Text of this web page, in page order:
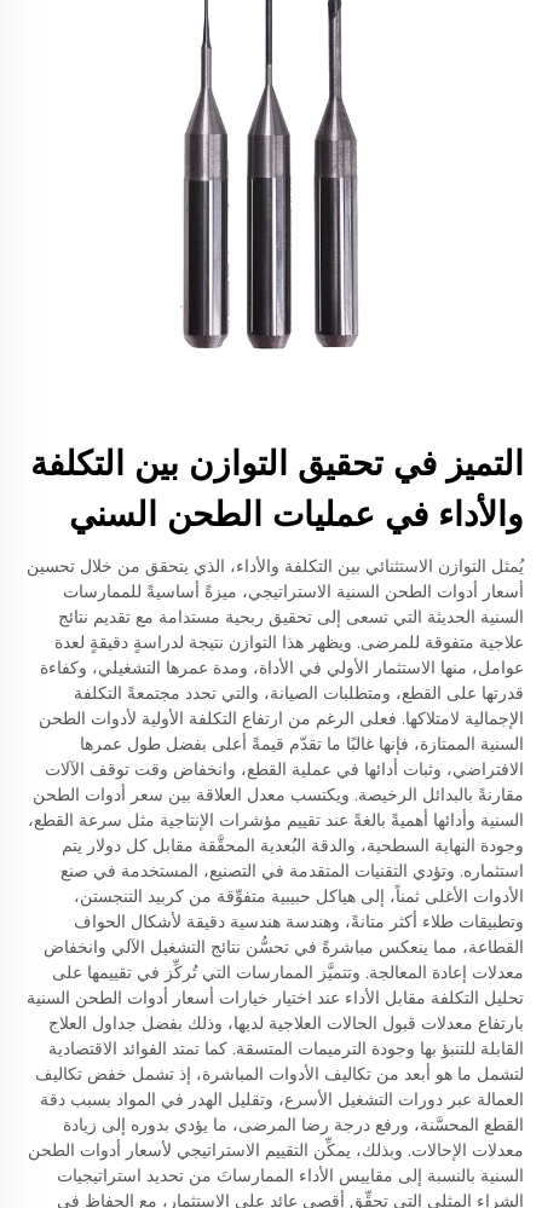
التميز في تحقيق التوازن بين التكلفة
والأداء في عمليات الطحن السني
يُمثل التوازن الاستثنائي بين التكلفة والأداء، الذي يتحقق من خلال تحسين
أسعار أدوات الطحن السنية الاستراتيجي، ميزةً أساسيةً للممارسات
السنية الحديثة التي تسعى إلى تحقيق ربحية مستدامة مع تقديم نتائج
علاجية متفوقة للمرضى. ويظهر هذا التوازن نتيجة لدراسةٍ دقيقةٍ لعدة
عوامل، منها الاستثمار الأولي في الأداة، ومدة عمرها التشغيلي، وكفاءة
قدرتها على القطع، ومتطلبات الصيانة، والتي تحدد مجتمعةً التكلفة
الإجمالية لامتلاكها. فعلى الرغم من ارتفاع التكلفة الأولية لأدوات الطحن
السنية الممتازة، فإنها غالبًا ما تقدّم قيمةً أعلى بفضل طول عمرها
الافتراضي، وثبات أدائها في عملية القطع، وانخفاض وقت توقف الآلات
مقارنةً بالبدائل الرخيصة. ويكتسب معدل العلاقة بين سعر أدوات الطحن
السنية وأدائها أهميةً بالغةً عند تقييم مؤشرات الإنتاجية مثل سرعة القطع،
وجودة النهاية السطحية، والدقة البُعدية المحقَّقة مقابل كل دولار يتم
استثماره. وتؤدي التقنيات المتقدمة في التصنيع، المستخدمة في صنع
الأدوات الأغلى ثمناً، إلى هياكل حبيبية متفوِّقة من كربيد التنجستن،
وتطبيقات طلاء أكثر متانةً، وهندسة هندسية دقيقة لأشكال الحواف
القطاعة، مما ينعكس مباشرةً في تحسُّن نتائج التشغيل الآلي وانخفاض
معدلات إعادة المعالجة. وتتميَّز الممارسات التي تُركِّز في تقييمها على
تحليل التكلفة مقابل الأداء عند اختيار خيارات أسعار أدوات الطحن السنية
بارتفاع معدلات قبول الحالات العلاجية لديها، وذلك بفضل جداول العلاج
القابلة للتنبؤ بها وجودة الترميمات المتسقة. كما تمتد الفوائد الاقتصادية
لتشمل ما هو أبعد من تكاليف الأدوات المباشرة، إذ تشمل خفض تكاليف
العمالة عبر دورات التشغيل الأسرع، وتقليل الهدر في المواد بسبب دقة
القطع المحسَّنة، ورفع درجة رضا المرضى، ما يؤدي بدوره إلى زيادة
معدلات الإحالات. وبذلك، يمكِّن التقييم الاستراتيجي لأسعار أدوات الطحن
السنية بالنسبة إلى مقاييس الأداء الممارساتَ من تحديد استراتيجيات
الشراء المثلى التي تحقِّق أقصى عائدٍ على الاستثمار، مع الحفاظ في